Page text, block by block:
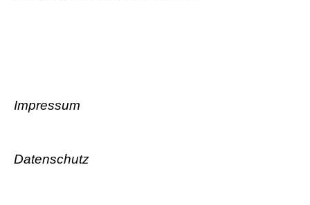
Impressum
Datenschutz